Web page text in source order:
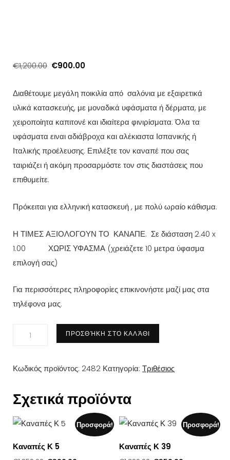
€1,200.00 Original
was:
€1,200.00.
€900.00
τιμή
είναι:
€900.00.
Διαθέτουμε μεγάλη ποικιλία από σαλόνια με εξαιρετικά
υλικά κατασκευής, με μοναδικά υφάσματα ή δέρματα, με
χειροποίητα καπιτονέ και ιδιαίτερα φινιρίσματα. Όλα τα
υφάσματα ειναι αδιάβροχα και αλέκιαστα Ισπανικής ή
Ιταλικής προέλευσης. Επιλέξτε τον καναπέ που σας
ταιριάζει ή ακόμη προσαρμόστε τον στις διαστάσεις που
επιθυμείτε.
Πρόκειται για ελληνική κατασκευή , με πολύ ωραίο κάθισμα.
Η ΤΙΜΕΣ ΑΞΙΟΛΟΓΟΥΝ ΤΟ ΚΑΝΑΠΕ. Σε διάσταση 2.40 x
1.00 ΧΩΡΙΣ ΥΦΑΣΜΑ (χρειάζετε 10 μετρα ύφασμα
επιλογή σας)
Για περισσότερες πληροφορίες επικινονήστε μαζί μας στα
τηλέφονα μας.
Καναπές
ποσότητα
ΠΡΟΣΘΉΚΗ ΣΤΟ ΚΑΛΆΘΙ
Κωδικός προϊόντος: 2482 Κατηγορία: Τριθέσιος
Σχετικά προϊόντα
Προσφορά!
Καναπές Κ 5
Προσφορά!
Καναπές Κ 39